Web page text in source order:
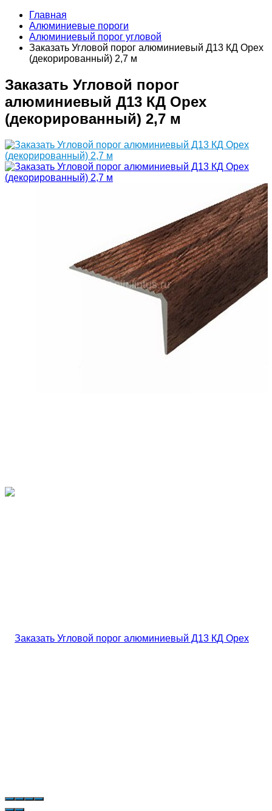
Главная
Алюминиевые пороги
Алюминиевый порог угловой
Заказать Угловой порог алюминиевый Д13 КД Орех
(декорированный) 2,7 м
Заказать Угловой порог
алюминиевый Д13 КД Орех
(декорированный) 2,7 м